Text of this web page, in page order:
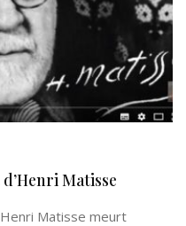
Matisse
Matisse meurt